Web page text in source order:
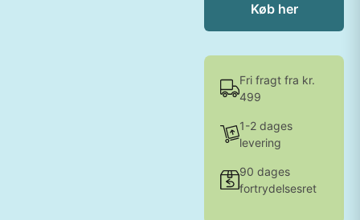
Køb her
Fri fragt fra kr.
499
1-2 dages
levering
90 dages
fortrydelsesret